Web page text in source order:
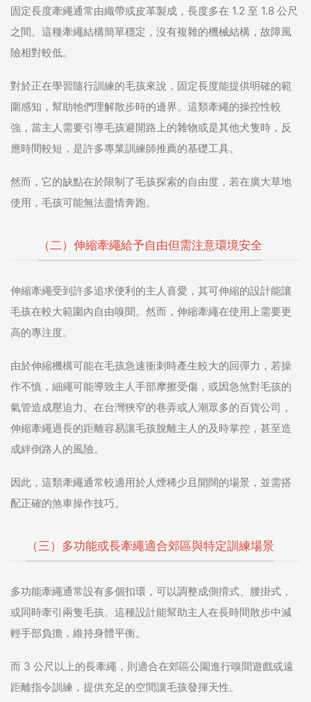
固定長度牽繩通常由織帶或皮革製成，長度多在 1.2 至 1.8 公尺
之間。這種牽繩結構簡單穩定，沒有複雜的機械結構，故障風
險相對較低。
對於正在學習隨行訓練的毛孩來說，固定長度能提供明確的範
圍感知，幫助牠們理解散步時的邊界。這類牽繩的操控性較
強，當主人需要引導毛孩避開路上的雜物或是其他犬隻時，反
應時間較短，是許多專業訓練師推薦的基礎工具。
然而，它的缺點在於限制了毛孩探索的自由度，若在廣大草地
使用，毛孩可能無法盡情奔跑。
（二）伸縮牽繩給予自由但需注意環境安全
伸縮牽繩受到許多追求便利的主人喜愛，其可伸縮的設計能讓
毛孩在較大範圍內自由嗅聞。然而，伸縮牽繩在使用上需要更
高的專注度。
由於伸縮機構可能在毛孩急速衝刺時產生較大的回彈力，若操
作不慎，細繩可能導致主人手部摩擦受傷，或因急煞對毛孩的
氣管造成壓迫力。在台灣狹窄的巷弄或人潮眾多的百貨公司，
伸縮牽繩過長的距離容易讓毛孩脫離主人的及時掌控，甚至造
成絆倒路人的風險。
因此，這類牽繩通常較適用於人煙稀少且開闊的場景，並需搭
配正確的煞車操作技巧。
（三）多功能或長牽繩適合郊區與特定訓練場景
多功能牽繩通常設有多個扣環，可以調整成側揹式、腰掛式，
或同時牽引兩隻毛孩。這種設計能幫助主人在長時間散步中減
輕手部負擔，維持身體平衡。
而 3 公尺以上的長牽繩，則適合在郊區公園進行嗅聞遊戲或遠
距離指令訓練，提供充足的空間讓毛孩發揮天性。